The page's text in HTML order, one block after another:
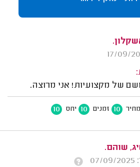
של מקצועיות! אני מרוצה.
מחיר 10 זמנים 10 יחס 10
שוהם.